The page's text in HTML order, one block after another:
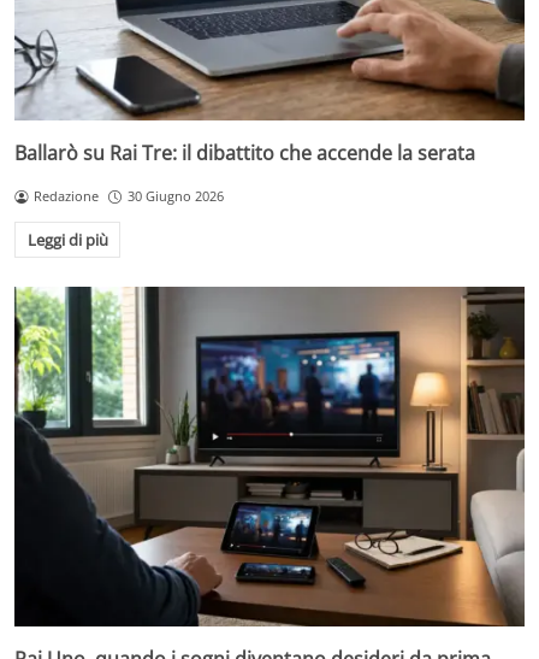
Ballarò su Rai Tre: il dibattito che accende la serata
Redazione 30 Giugno 2026
Leggi di più